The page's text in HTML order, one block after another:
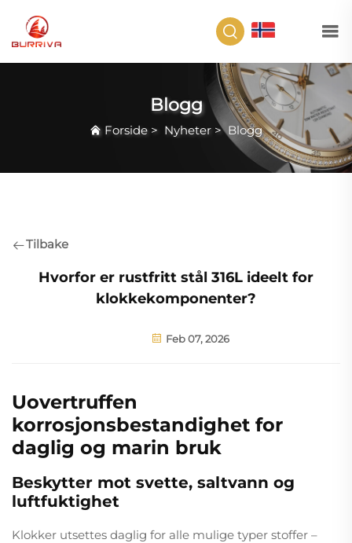
Blogg
Forside > Nyheter >Blogg
Tilbake
Hvorfor er rustfritt stål 316L ideelt for
klokkekomponenter?
Feb 07, 2026
Uovertruffen
korrosjonsbestandighet for
daglig og marin bruk
Beskytter mot svette, saltvann og
luftfuktighet
Klokker utsettes daglig for alle mulige typer stoffer –